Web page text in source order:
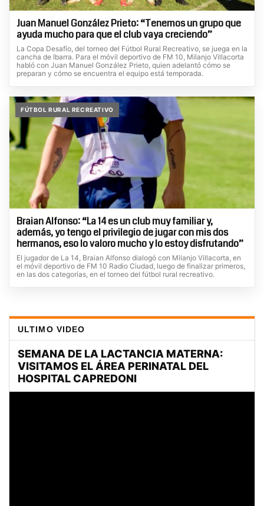
Juan Manuel González Prieto: “Tenemos un grupo que
ayuda mucho para que el club vaya creciendo”
La Copa Desafío, del torneo del Fútbol Rural Recreativo, se juega en la
cancha de Ibarra. Para el móvil deportivo de FM 10, Milanjo Villacorta
habló con Juan Manuel González Prieto, quien adelantó cómo se
preparan y cómo se encuentra el equipo está temporada.
FÚTBOL RURAL RECREATIVO
Braian Alfonso: “La 14 es un club muy familiar y,
además, yo tengo el privilegio de jugar con mis dos
hermanos, eso lo valoro mucho y lo estoy disfrutando”
El jugador de La 14, Braian Alfonso dialogó con Milanjo Villacorta, en
el móvil deportivo de FM 10 Radio Ciudad, luego de finalizar primeros,
en las dos categorías, en el torneo del fútbol rural recreativo.
ULTIMO VIDEO